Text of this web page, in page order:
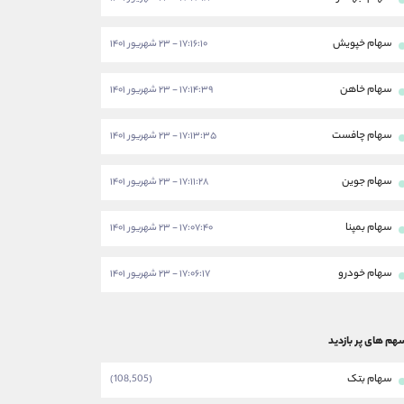
سهام خپویش ۱۷:۱۶:۱۰ - ۲۳ شهریور ۱۴۰۱
سهام خاهن ۱۷:۱۴:۳۹ - ۲۳ شهریور ۱۴۰۱
سهام چافست ۱۷:۱۳:۳۵ - ۲۳ شهریور ۱۴۰۱
سهام جوین ۱۷:۱۱:۲۸ - ۲۳ شهریور ۱۴۰۱
سهام بمپنا ۱۷:۰۷:۴۰ - ۲۳ شهریور ۱۴۰۱
سهام خودرو ۱۷:۰۶:۱۷ - ۲۳ شهریور ۱۴۰۱
های پر بازدید
سهام بتک (108,505)